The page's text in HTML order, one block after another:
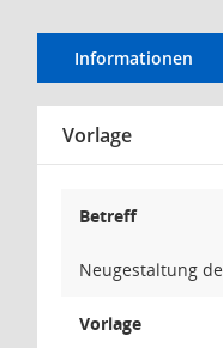
Informationen
Vorlage
Betreff
Neugestaltung
Vorlage